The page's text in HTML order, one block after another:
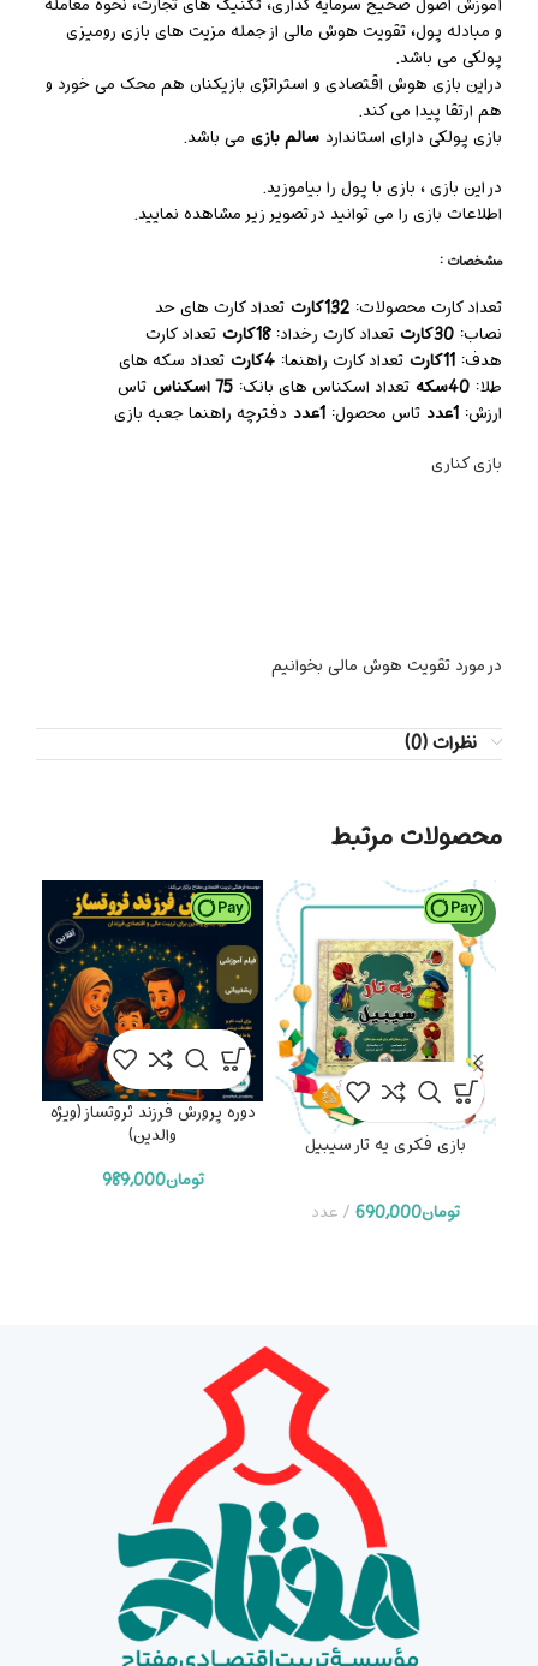
و مبادله پول، تقویت هوش مالی از جمله مزیت های بازی رومیزی
پولکی می باشد.
دراین بازی هوش اقتصادی و استراتژی بازیکنان هم محک می خورد و
هم ارتقا پیدا می کند.
بازی پولکی دارای استاندارد سالم بازی می باشد.
در این بازی ، بازی با پول را بیاموزید.
اطلاعات بازی را می توانید در تصویر زیر مشاهده نمایید.
مشخصات :
تعداد کارت محصولات: 132کارت
تعداد کارت های حد
نصاب:
تعداد کارت رخداد:18کارت
تعداد کارت
هدف: 11کارت تعداد کارت راهنما: 4کارت
تعداد سکه های
طلا: 40سکه تعداد اسکناس های بانک: 75 اسکناس
تاس
ارزش: 1عدد تاس محصول: 1عدد
دفترچه راهنما جعبه بازی
بازی کناری
در مورد تقویت هوش مالی بخوانیم
نظرات (0)
محصولات مرتبط
جدید
بازی فکری یه تار سیبیل
تومان690,000 عدد
دوره پرورش فرزند ثروتساز (ویژه
والدین)
تومان989,000